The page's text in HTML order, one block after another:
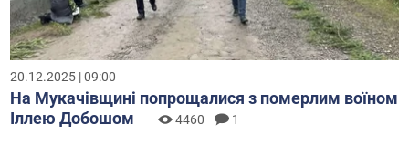
20.12.2025 | 09:00
На Мукачівщині попрощалися з померлим воїном
Іллею Добошом
4460 1